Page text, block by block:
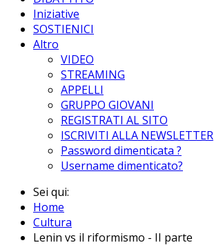
Iniziative
SOSTIENICI
Altro
VIDEO
STREAMING
APPELLI
GRUPPO GIOVANI
REGISTRATI AL SITO
ISCRIVITI ALLA NEWSLETTER
Password dimenticata ?
Username dimenticato?
Sei qui:
Home
Cultura
Lenin vs il riformismo - II parte